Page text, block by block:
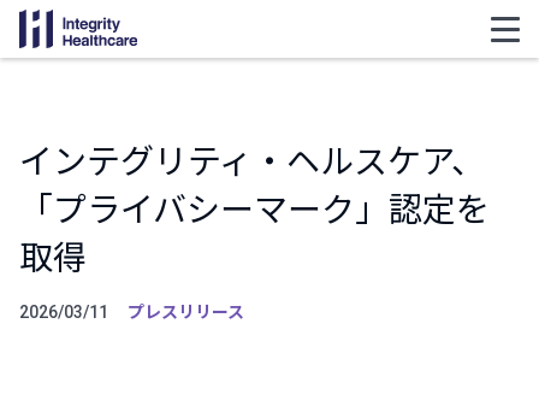
インテグリティ・ヘルスケア、
「プライバシーマーク」認定を
取得
2026/03/11 プレスリリース